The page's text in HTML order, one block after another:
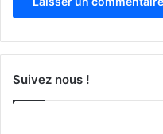
Suivez nous !